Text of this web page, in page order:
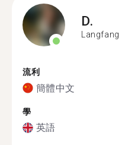
D.
Langfang
流利
簡體中文
學
英語